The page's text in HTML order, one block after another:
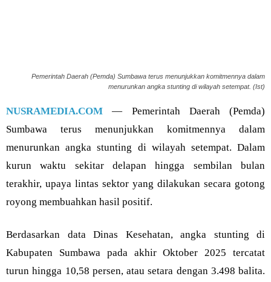
Pemerintah Daerah (Pemda) Sumbawa terus menunjukkan komitmennya dalam
menurunkan angka stunting di wilayah setempat. (Ist)
NUSRAMEDIA.COM — Pemerintah Daerah (Pemda)
Sumbawa terus menunjukkan komitmennya dalam
menurunkan angka stunting di wilayah setempat. Dalam
kurun waktu sekitar delapan hingga sembilan bulan
terakhir, upaya lintas sektor yang dilakukan secara gotong
royong membuahkan hasil positif.
Berdasarkan data Dinas Kesehatan, angka stunting di
Kabupaten Sumbawa pada akhir Oktober 2025 tercatat
turun hingga 10,58 persen, atau setara dengan 3.498 balita.